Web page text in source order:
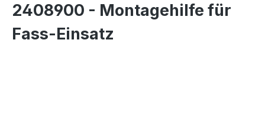
2408900 - Montagehilfe für
Fass-Einsatz